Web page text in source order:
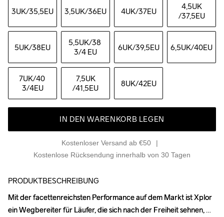
3UK/35,5EU 3,5UK/36EU 4UK/37EU
4,5UK
/37,5EU
5UK/38EU 5,5UK/38
3/4 EU
6UK/39,5EU 6,5UK/40EU
7UK/40
3/4EU
7,5UK
/41,5EU
8UK/42EU
IN DEN WARENKORB LEGEN
Kostenloser Versand ab €50
Kostenlose Rücksendung innerhalb von 30 Tagen
PRODUKTBESCHREIBUNG
Mit der facettenreichsten Performance auf dem Markt ist Xplor
ein Wegbereiter für Läufer, die sich nach der Freiheit sehnen,
Mit der facettenreichsten Performance auf dem Markt ist Xplor
ein Wegbereiter für Läufer, die sich nach der Freiheit sehnen,